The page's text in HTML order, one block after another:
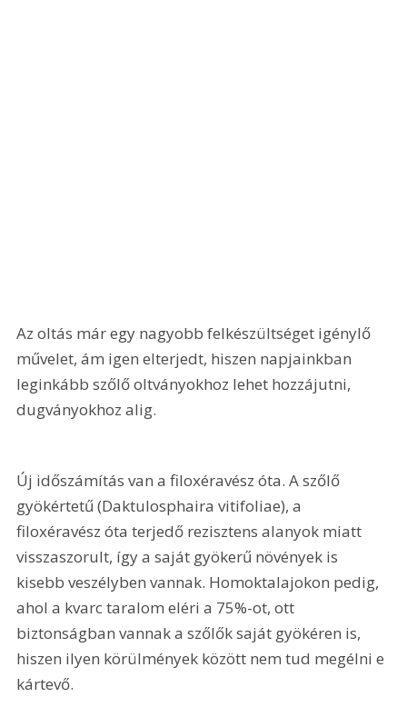
Az oltás már egy nagyobb felkészültséget igénylő
művelet, ám igen elterjedt, hiszen napjainkban
leginkább szőlő oltványokhoz lehet hozzájutni,
dugványokhoz alig.
Új időszámítás van a filoxéravész óta. A szőlő
gyökértetű (Daktulosphaira vitifoliae), a
filoxéravész óta terjedő rezisztens alanyok miatt
visszaszorult, így a saját gyökerű növények is
kisebb veszélyben vannak. Homoktalajokon pedig,
ahol a kvarc taralom eléri a 75%-ot, ott
biztonságban vannak a szőlők saját gyökéren is,
hiszen ilyen körülmények között nem tud megélni e
kártevő.